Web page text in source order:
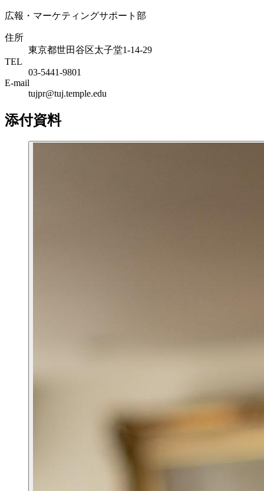
広報・マーケティングサポート部
住所
東京都世田谷区太子堂1-14-29
TEL
03-5441-9801
E-mail
tujpr@tuj.temple.edu
添付資料